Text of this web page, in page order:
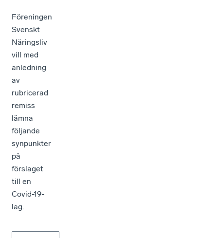
Föreningen
Svenskt
Näringsliv
vill med
anledning
av
rubricerad
remiss
lämna
följande
synpunkter
på
förslaget
till en
Covid-19-
lag.